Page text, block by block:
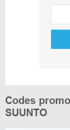
Codes
SUUNTO